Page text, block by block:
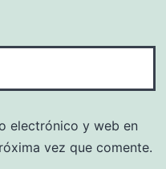
electrónico y web en
vez que comente.